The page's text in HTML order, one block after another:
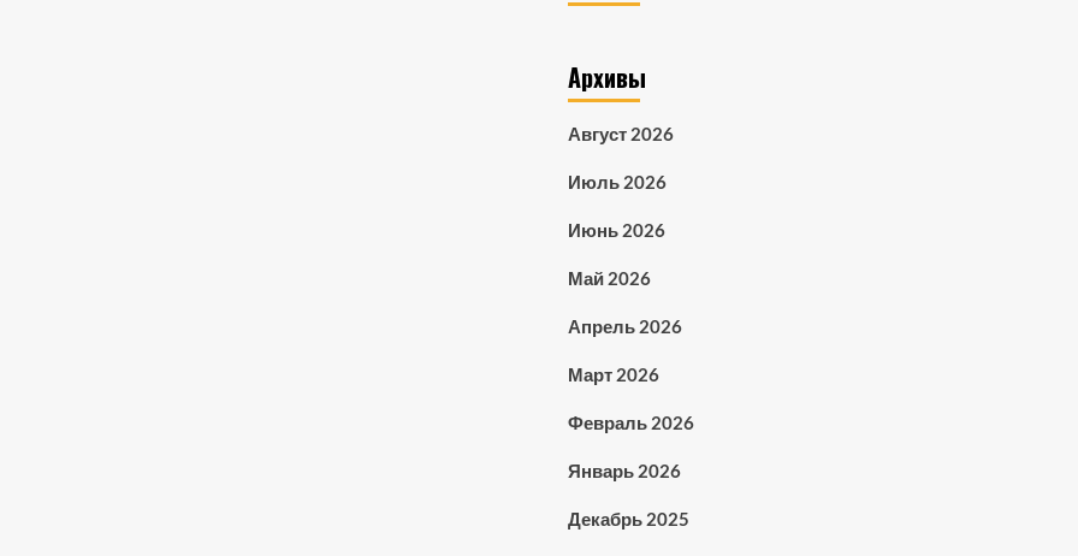
Архивы
Август 2026
Июль 2026
Июнь 2026
Май 2026
Апрель 2026
Март 2026
Февраль 2026
Январь 2026
Декабрь 2025